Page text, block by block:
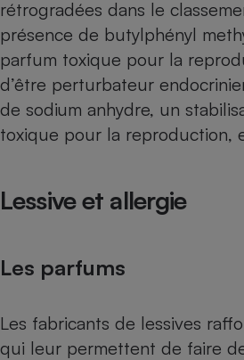
rétrogradées dans le
présence de butylphényl
parfum toxique pour la
d’être perturbateur
de sodium anhydre, un
toxique pour la reproduction,
Lessive et allergie
Les parfums
Les fabricants de lessives
qui leur permettent de faire